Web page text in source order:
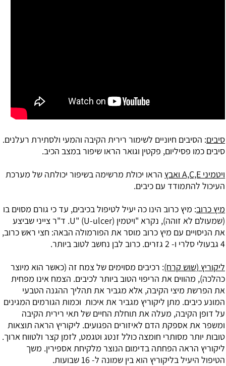
סיבים: הסיבים חיוניים לשימור רירית הקיבה והמעי ולסתירת רעלנים.
סיבים כמו פסיליום, פקטין וגואר הראו שיפור במצב הכיב.
ויטמיני A,C,E ואבץ
הראו יכולת מרשימה בשיפור יכולתה של מערכת
העיכול להתמודד עם כיבים.
מיץ כרוב: מיץ כרוב הינו כה יעיל לטיפול בכיבים, עד כי גורם מסוים בו
(שמעולם לא זוהה), נקרא "ויטמין U" (U-ulcer). ד"ר צייני שביצע
את הניסויים עם מיץ כרוב מוסר את הפורמולה הבאה: חצי ראש כרוב,
4 גבעולי סלרי ו- 2 גזרים. כרוב לבן נחשב לטוב ביותר.
ליקוריץ (שוש קרח): רכיבים מסוימים של צמח זה (כאשר הוא מיוצר
כהלכה), מהווים את הריפוי הטוב ביותר לכיבים. הצמח אינו מפחית
את הפרשת מיצי הקיבה, אלא מגביר את תהליך ההגנה הטבעי
המונע כיבים. מתן ליקוריץ מגביר את איכות וכמות הגורמים המגינים
על דופן הקיבה, מעלה את תוחלת החיים של תאי רירית הקיבה
ומשפר את אספקת הדם לאיזורים הפגועים. ליקוריץ הראה תוצאות
טובות יותר מסותרי חומצה כולל זנטג וטגמט, לזמן קצר ולטווח ארוך.
ליקוריץ הראה הפחתה בדימום הנוצר מלקיחת אספירין. משך
הטיפול היעיל בליקוריץ הוא בין שמונה ל- 16 שבועות.